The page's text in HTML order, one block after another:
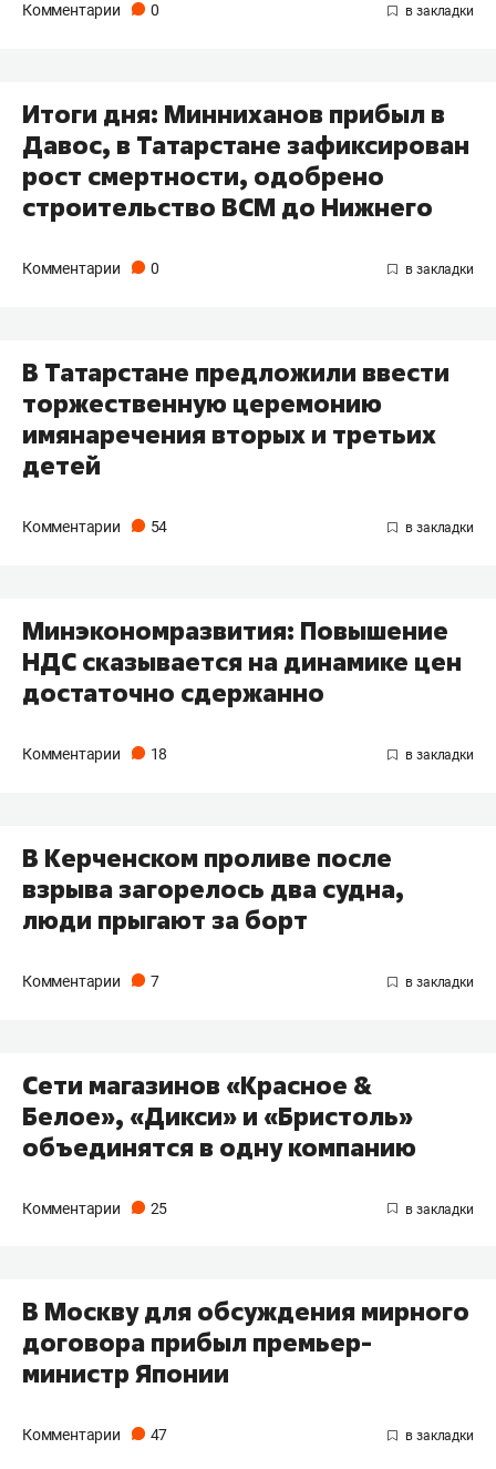
Комментарии 0
Итоги дня: Минниханов прибыл в
Давос, в Татарстане зафиксирован
рост смертности, одобрено
строительство ВСМ до Нижнего
Комментарии 0
В Татарстане предложили ввести
торжественную церемонию
имянаречения вторых и третьих
детей
Комментарии 54
Минэкономразвития: Повышение
НДС сказывается на динамике цен
достаточно сдержанно
Комментарии 18
В Керченском проливе после
взрыва загорелось два судна,
люди прыгают за борт
Комментарии 7
Сети магазинов «Красное &
Белое», «Дикси» и «Бристоль»
объединятся в одну компанию
Комментарии 25
В Москву для обсуждения мирного
договора прибыл премьер-
министр Японии
Комментарии 47